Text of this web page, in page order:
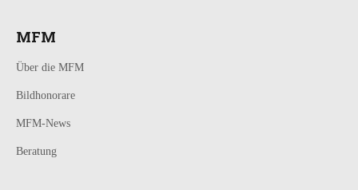
MFM
Über die MFM
Bildhonorare
MFM-News
Beratung